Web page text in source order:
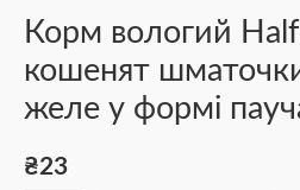
Корм вологий
кошенят
желе у формі
₴23
у
желе
у
пауча